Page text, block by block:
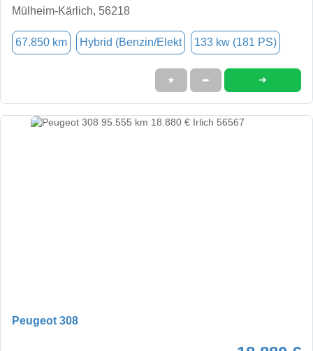
Mülheim-Kärlich, 56218
67.850 km Hybrid (Benzin/Elekt 133 kw (181 PS)
★ ➦ ➜
Peugeot 308